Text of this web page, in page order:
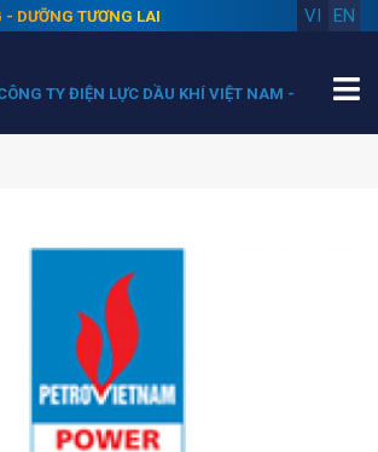
DƯỠNG TƯƠNG LAI EN
VI
TY ĐIỆN LỰC DẦU KHÍ VIỆT NAM -